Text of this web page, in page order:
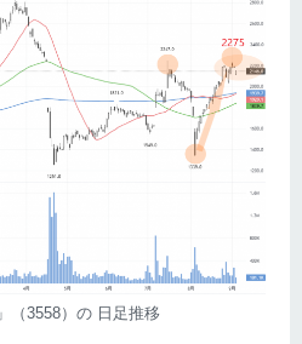
（3558）の 日足推移